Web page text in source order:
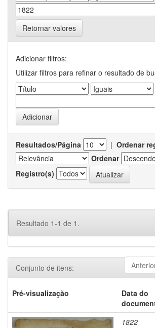
Retornar valores
Adicionar filtros:
Utilizar filtros para refinar o resultado de
Resultados/Página | Ordenar
Ordenar
Registro(s)
Resultado 1-1 de 1.
Conjunto de itens:
Pré-visualização
Data do
1822